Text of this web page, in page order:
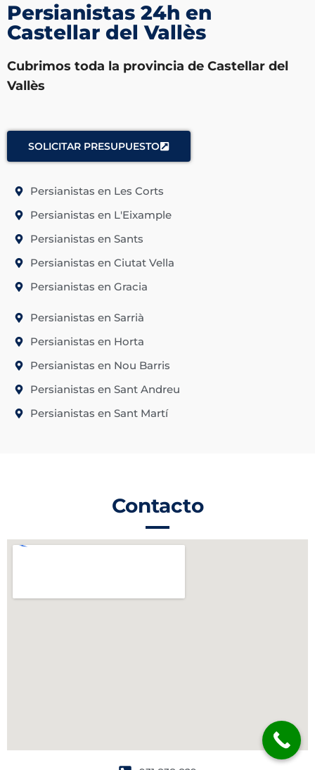
Persianistas 24h en
Castellar del Vallès
Cubrimos toda la provincia de Castellar del
Vallès
SOLICITAR PRESUPUESTO
Persianistas en Les Corts
Persianistas en L'Eixample
Persianistas en Sants
Persianistas en Ciutat Vella
Persianistas en Gracia
Persianistas en Sarrià
Persianistas en Horta
Persianistas en Nou Barris
Persianistas en Sant Andreu
Persianistas en Sant Martí
Contacto